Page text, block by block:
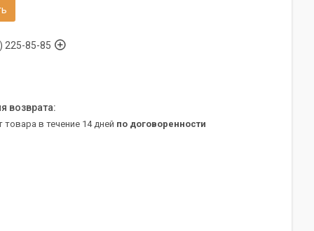
225-85-85
товара в течение 14 дней по договоренности